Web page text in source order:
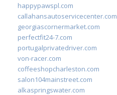
happypawspl.com
callahansautoservicecenter.com
georgiascornermarket.com
perfectfit24-7.com
portugalprivatedriver.com
von-racer.com
coffeeshopcharleston.com
salon104mainstreet.com
alkaspringswater.com